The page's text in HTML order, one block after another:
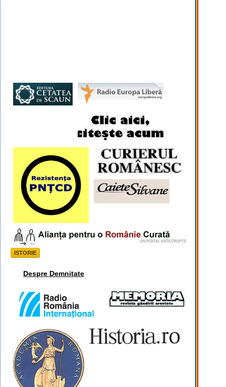
ISTORIE
Despre Demnitate